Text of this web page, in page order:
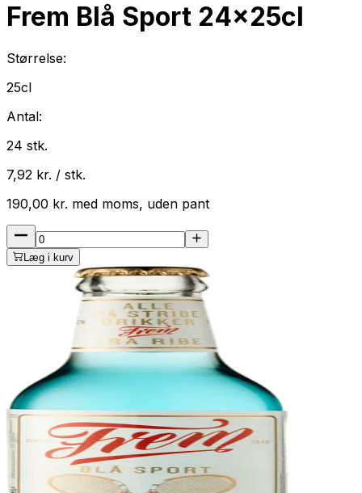
Frem Blå Sport 24x25cl
Størrelse:
25cl
Antal:
24 stk.
7,92 kr. / stk.
190,00 kr. med moms, uden pant
Læg i kurv